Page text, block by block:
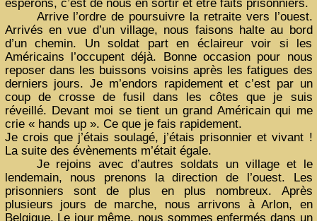
espérons, c’est de nous en sortir et être faits prisonniers.
Arrive l’ordre de poursuivre la retraite vers l’ouest.
Arrivés en vue d’un village, nous faisons halte au bord
d’un chemin. Un soldat part en éclaireur voir si les
Américains l’occupent déjà. Bonne occasion pour nous
reposer dans les buissons voisins après les fatigues des
derniers jours. Je m’endors rapidement et c’est par un
coup de crosse de fusil dans les côtes que je suis
réveillé. Devant moi se tient un grand Américain qui me
crie « hands up ». Ce que je fais rapidement.
Je crois que j’étais soulagé, j’étais prisonnier et vivant !
La suite des évènements m’était égale.
Je rejoins avec d’autres soldats un village et le
lendemain, nous prenons la direction de l’ouest. Les
prisonniers sont de plus en plus nombreux. Après
plusieurs jours de marche, nous arrivons à Arlon, en
Belgique. Le jour même, nous sommes enfermés dans un